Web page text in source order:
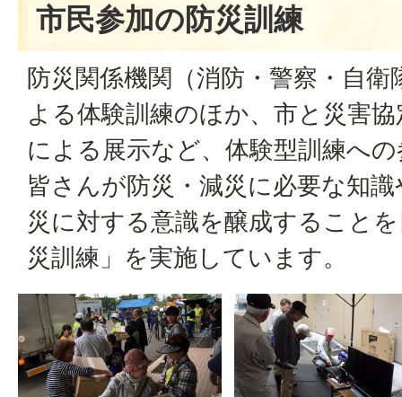
市民参加の防災訓練
防災関係機関（消防・警察・自
よる体験訓練のほか、市と災害
による展示など、体験型訓練へ
皆さんが防災・減災に必要な知
災に対する意識を醸成すること
災訓練」を実施しています。